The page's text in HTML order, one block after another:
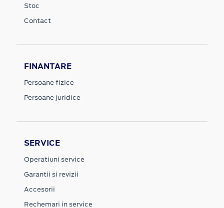
Stoc
Contact
FINANTARE
Persoane fizice
Persoane juridice
SERVICE
Operatiuni service
Garantii si revizii
Accesorii
Rechemari in service